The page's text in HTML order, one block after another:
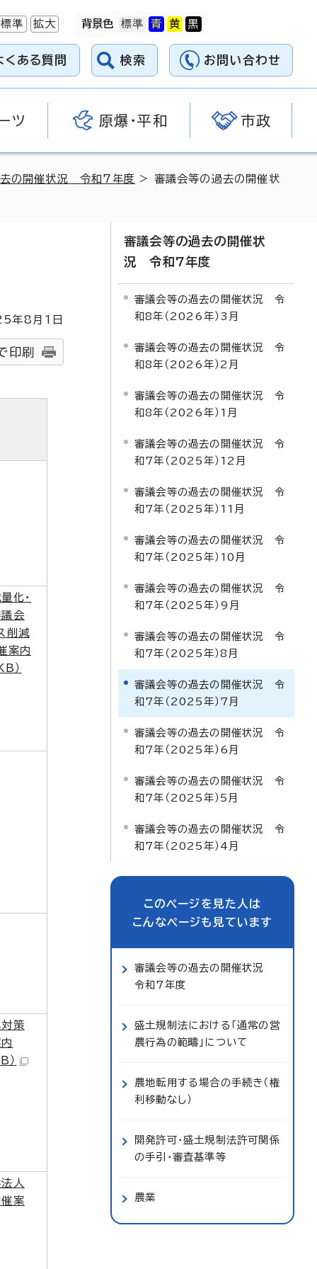
標準 拡大 背景色
くある質問 検索 お問い合わせ
ツ 原爆・平和 市政
去の開催状況 令和7年度 > 審議会等の過去の開催状
年8月1日
印刷
化・
会
削減
案内
）
策
）
人
案
審議会等の過去の開催状
況 令和7年度
審議会等の過去の開催状況 令
和8年（2026年）3月
審議会等の過去の開催状況 令
和8年（2026年）2月
審議会等の過去の開催状況 令
和8年（2026年）1月
審議会等の過去の開催状況 令
和7年（2025年）12月
審議会等の過去の開催状況 令
和7年（2025年）11月
審議会等の過去の開催状況 令
和7年（2025年）10月
審議会等の過去の開催状況 令
和7年（2025年）9月
審議会等の過去の開催状況 令
和7年（2025年）8月
審議会等の過去の開催状況 令
和7年（2025年）7月
審議会等の過去の開催状況 令
和7年（2025年）6月
審議会等の過去の開催状況 令
和7年（2025年）5月
審議会等の過去の開催状況 令
和7年（2025年）4月
このページを見た人は
こんなページも見ています
審議会等の過去の開催状況
令和7年度
盛土規制法における「通常の営
農行為の範疇」について
農地転用する場合の手続き（権
利移動なし）
開発許可・盛土規制法許可関係
の手引・審査基準等
農業